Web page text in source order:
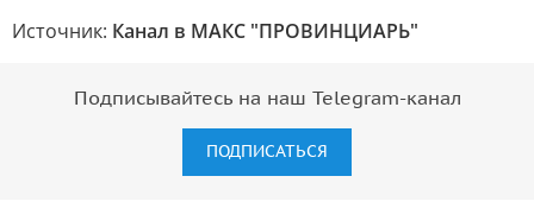
Источник: Канал в МАКС "ПРОВИНЦИАРЬ"
Подписывайтесь на наш Telegram-канал
ПОДПИСАТЬСЯ